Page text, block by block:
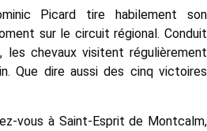
Picard tire habilement son
sur le circuit régional. Conduit
les chevaux visitent régulièrement
Que dire aussi des cinq victoires
vous à Saint-Esprit de Montcalm,